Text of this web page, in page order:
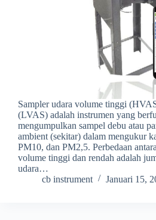
Sampler udara volume tinggi
(LVAS) adalah instrumen yang
mengumpulkan sampel debu atau
ambient (sekitar) dalam mengukur
PM10, dan PM2,5. Perbedaan
volume tinggi dan rendah adalah
udara…
cb instrument
Januari 15,